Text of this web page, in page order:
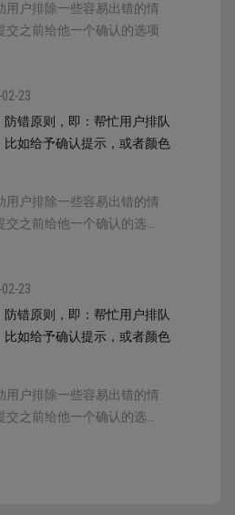
用户排除一些容易出错的情
交之前给他一个确认的选项
23
防错原则，即：帮忙用户排队
比如给予确认提示，或者颜色
用户排除一些容易出错的情
交之前给他一个确认的选
23
防错原则，即：帮忙用户排队
比如给予确认提示，或者颜色
用户排除一些容易出错的情
交之前给他一个确认的选